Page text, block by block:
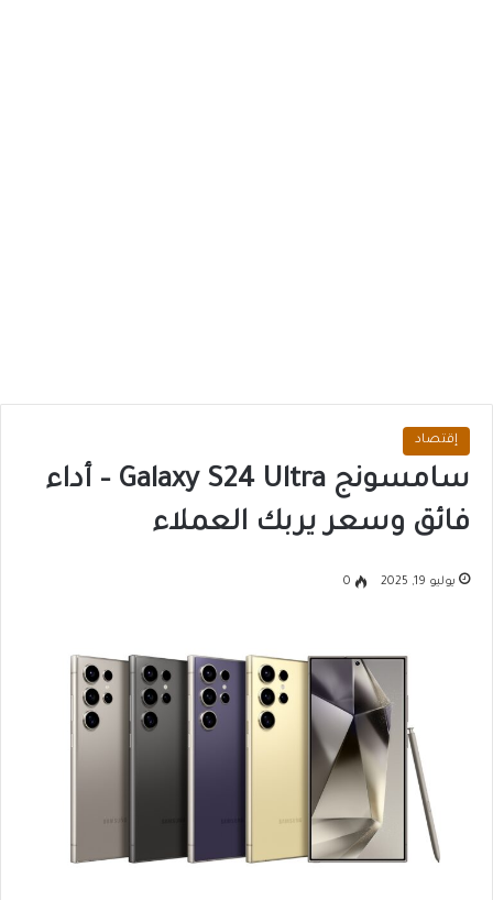
إقتصاد
سامسونج Galaxy S24 Ultra – أداء
فائق وسعر يربك العملاء
يوليو 19, 2025 0